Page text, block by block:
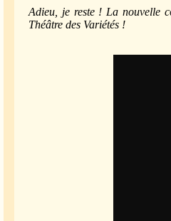
Adieu, je reste ! La nouvelle
Théâtre des Variétés !